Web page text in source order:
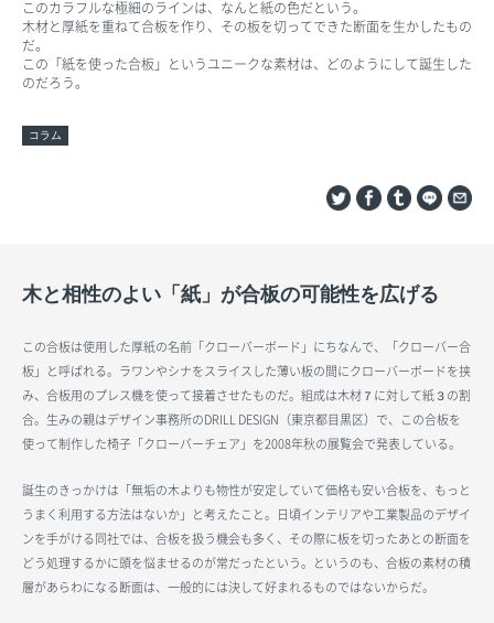
このカラフルな極細のラインは、なんと紙の色だという。
木材と厚紙を重ねて合板を作り、その板を切ってできた断面を生かしたもの
だ。
この「紙を使った合板」というユニークな素材は、どのようにして誕生した
のだろう。
コラム
木と相性のよい「紙」が合板の可能性を広げる
この合板は使用した厚紙の名前「クローバーボード」にちなんで、「クローバー合
板」と呼ばれる。ラワンやシナをスライスした薄い板の間にクローバーボードを挟
み、合板用のプレス機を使って接着させたものだ。組成は木材７に対して紙３の割
合。生みの親はデザイン事務所のDRILL DESIGN（東京都目黒区）で、この合板を
使って制作した椅子「クローバーチェア」を2008年秋の展覧会で発表している。
誕生のきっかけは「無垢の木よりも物性が安定していて価格も安い合板を、もっと
うまく利用する方法はないか」と考えたこと。日頃インテリアや工業製品のデザイ
ンを手がける同社では、合板を扱う機会も多く、その際に板を切ったあとの断面を
どう処理するかに頭を悩ませるのが常だったという。というのも、合板の素材の積
層があらわになる断面は、一般的には決して好まれるものではないからだ。